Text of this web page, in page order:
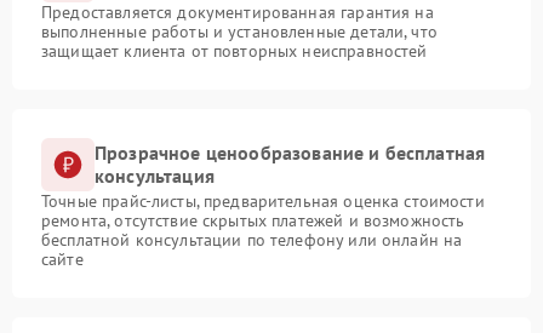
Предоставляется документированная гарантия на
выполненные работы и установленные детали, что
защищает клиента от повторных неисправностей
Прозрачное ценообразование и бесплатная
консультация
Точные прайс-листы, предварительная оценка стоимости
ремонта, отсутствие скрытых платежей и возможность
бесплатной консультации по телефону или онлайн на
сайте